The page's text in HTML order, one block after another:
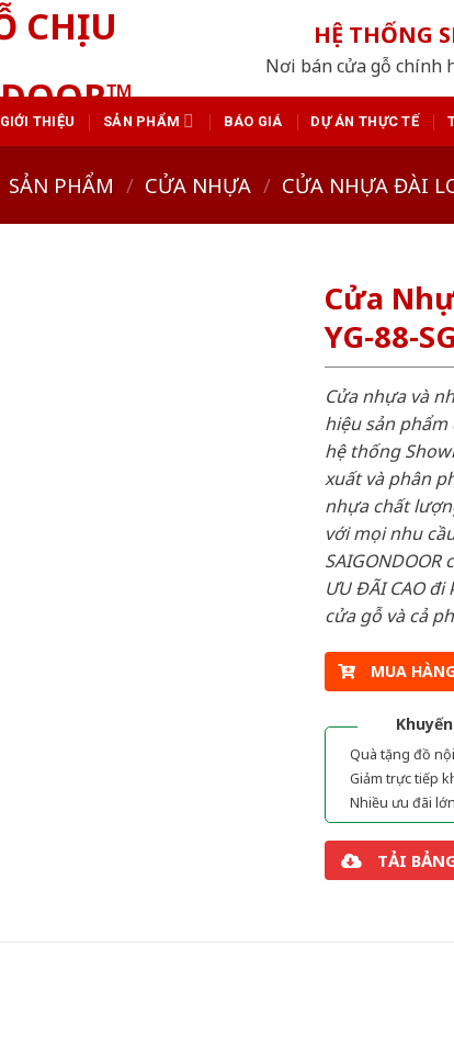
HỆ THỐNG
Nơi bán cửa gỗ chính
GIỚI THIỆU SẢN PHẨM BÁO GIÁ DỰ ÁN THỰC TẾ
SẢN PHẨM / CỬA NHỰA / CỬA NHỰA ĐÀI
Cửa
YG-88-
Cửa nhựa và
hiệu sản
hệ thống
xuất và phân
nhựa chất
với mọi nhu
ƯU ĐÃI CAO
cửa gỗ và cả
MUA
Quà tặng đồ
Giảm trực tiếp
Nhiều ưu đãi
TẢI